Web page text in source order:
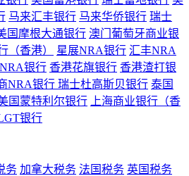
马来汇丰银行 马来华侨银行 瑞士
国摩根大通银行 澳门葡萄牙商业银
（香港） 星展NRA银行 汇丰NRA
银行 香港花旗银行 香港渣打银
NRA银行 瑞士杜高斯贝银行 泰国
国蒙特利尔银行
上海商业银行（香
银行
务 加拿大税务 法国税务 英国税务